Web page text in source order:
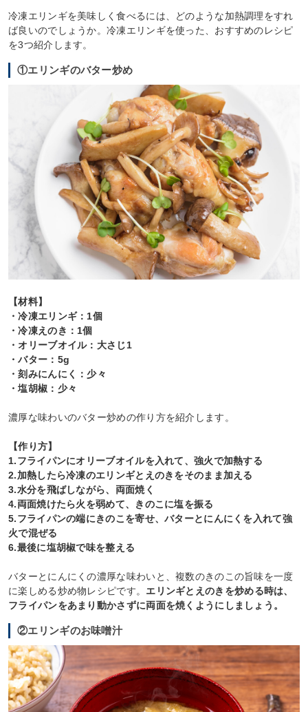
冷凍エリンギを美味しく食べるには、どのような加熱調理をすれ
ば良いのでしょうか。冷凍エリンギを使った、おすすめのレシピ
を3つ紹介します。
①エリンギのバター炒め
【材料】
・冷凍エリンギ：1個
・冷凍えのき：1個
・オリーブオイル：大さじ1
・バター：5g
・刻みにんにく：少々
・塩胡椒：少々
濃厚な味わいのバター炒めの作り方を紹介します。
【作り方】
1.フライパンにオリーブオイルを入れて、強火で加熱する
2.加熱したら冷凍のエリンギとえのきをそのまま加える
3.水分を飛ばしながら、両面焼く
4.両面焼けたら火を弱めて、きのこに塩を振る
5.フライパンの端にきのこを寄せ、バターとにんにくを入れて強
火で混ぜる
6.最後に塩胡椒で味を整える
バターとにんにくの濃厚な味わいと、複数のきのこの旨味を一度
に楽しめる炒め物レシピです。 エリンギとえのきを炒める時は、
フライパンをあまり動かさずに両面を焼くようにしましょう。
②エリンギのお味噌汁